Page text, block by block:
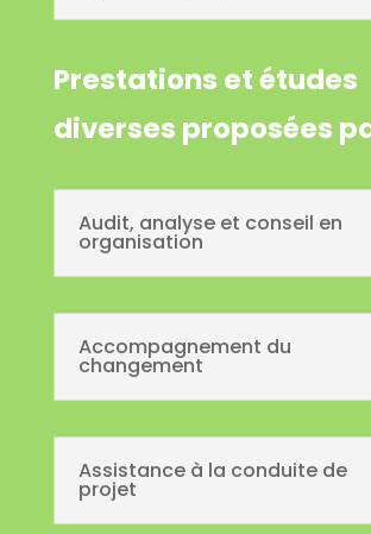
Prestations et études
diverses proposées
Audit, analyse et conseil en
organisation
Accompagnement du
changement
Assistance à la conduite de
projet